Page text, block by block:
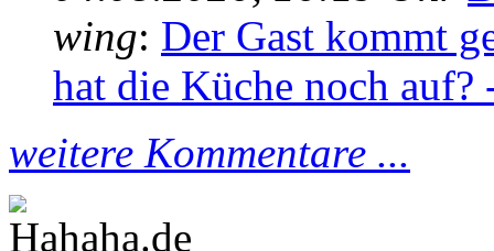
wing: Der Gast kommt
hat die Küche noch auf?
weitere Kommentare ...